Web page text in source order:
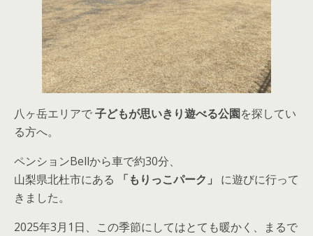
八ヶ岳エリアで子どもが思いきり遊べる公園を探してい
る方へ。
ペンションBellから車で約30分、
山梨県北杜市にある
「もりっこパーク」
に遊びに行って
きました。
2025年3月1日、この季節にしてはとても暖かく、まるで